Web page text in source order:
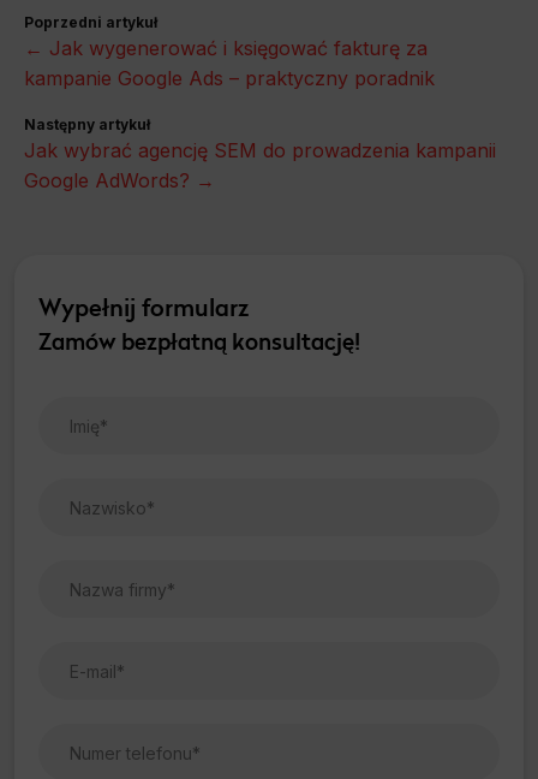
Wypełnij formularz
Zamów bezpłatną konsultację!
Poprzedni artykuł
← Jak wygenerować i księgować fakturę za
kampanie Google Ads – praktyczny poradnik
Następny artykuł
Jak wybrać agencję SEM do prowadzenia kampanii
Google AdWords? →